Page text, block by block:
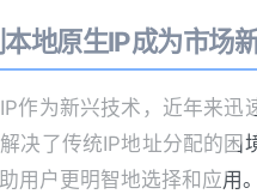
地原生IP成为市场新
作为新兴技术，近年来迅
决了传统IP地址分配的
用户更明智地选择和应用。